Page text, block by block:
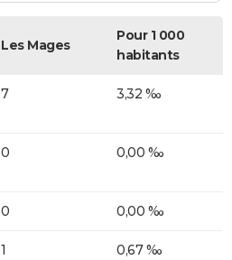
Les Mages
Pour 1 000
habitants
7 3,32 ‰
0 0,00 ‰
0 0,00 ‰
1 0,67 ‰